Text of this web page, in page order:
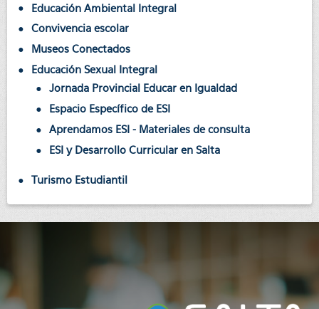
Educación Ambiental Integral
Convivencia escolar
Museos Conectados
Educación Sexual Integral
Jornada Provincial Educar en Igualdad
Espacio Específico de ESI
Aprendamos ESI - Materiales de consulta
ESI y Desarrollo Curricular en Salta
Turismo Estudiantil